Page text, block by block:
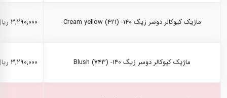
ماژیک کیوکالر دوسر زیگ Cream yellow (421) -140 ۳,۲۹۰,۰۰۰ ریال
ماژیک کیوکالر دوسر زیگ Blush (743) -140 ۳,۲۹۰,۰۰۰ ریال